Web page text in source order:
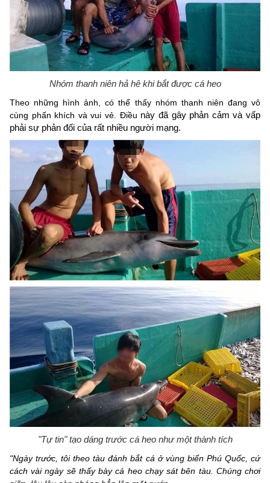
Nhóm thanh niên hả hê khi bắt được cá heo
Theo những hình ảnh, có thể thấy nhóm thanh niên đang vô
cùng phấn khích và vui vẻ. Điều này đã gây phản cảm và vấp
phải sự phản đối của rất nhiều người mạng.
"Tự tin" tạo dáng trước cá heo như một thành tích
"Ngày trước, tôi theo tàu đánh bắt cá ở vùng biển Phú Quốc, cứ
cách vài ngày sẽ thấy bày cá heo chạy sát bên tàu. Chúng chơi